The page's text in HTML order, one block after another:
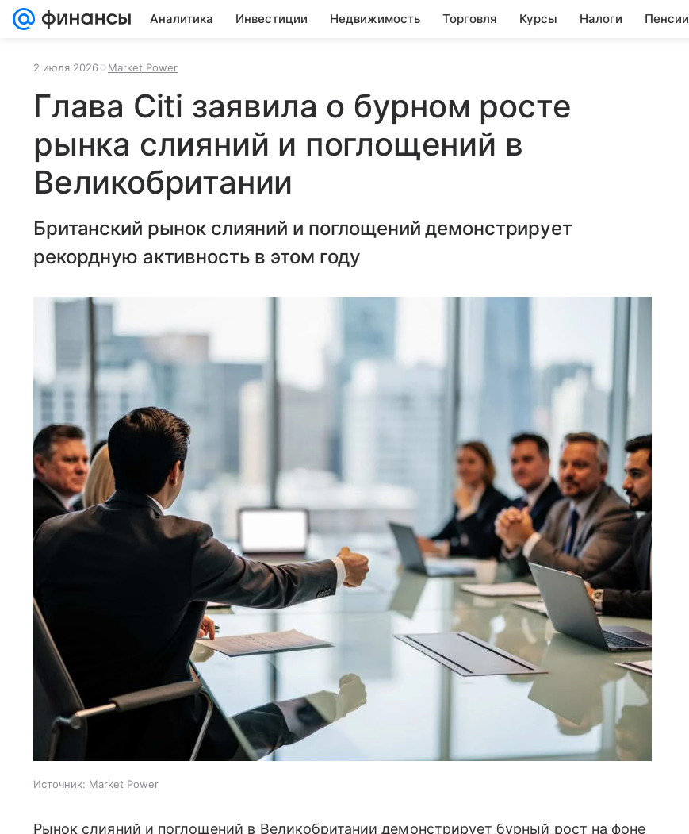
Аналитика Инвестиции Недвижимость Торговля Курсы Налоги Пенсии
2 июля 2026 Market Power
Глава Citi заявила о бурном росте
рынка слияний и поглощений в
Великобритании
Британский рынок слияний и поглощений демонстрирует
рекордную активность в этом году
Источник: Market Power
Рынок слияний и поглощений в Великобритании демонстрирует бурный рост на фоне